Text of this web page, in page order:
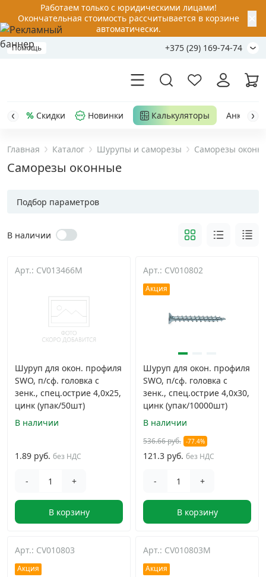
Работаем только с юридическими лицами!
Окончательная стоимость рассчитывается в корзине
автоматически.
Помощь +375 (29) 169-74-74
Акции
Кабельный крепеж ›
Строительный инструмент и инвентарь
Заклепки ›
Химический крепеж
Гвозди и скобы
Шурупы и саморезы ›
Грузовой крепеж
Скидки Новинки Калькуляторы Анкер-
Главная Каталог Шурупы и саморезы Саморезы
Саморезы оконные
Подбор параметров
В наличии
Арт.: CV013466M
Шуруп для окон. профиля
SWO, п/сф. головка с
зенк., спец.острие 4,0х25,
цинк (упак/50шт)
В наличии
1.89 руб. без НДС
- +
В корзину
Арт.: CV010802
Акция
Шуруп для окон. профиля
SWO, п/сф. головка с
зенк., спец.острие 4,0х30,
цинк (упак/10000шт)
В наличии
536.66 руб. -77.4%
121.3 руб. без НДС
- +
В корзину
Арт.: CV010803
Акция
Арт.: CV010803M
Акция